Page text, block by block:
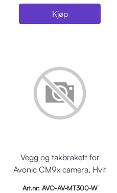
Kjøp
Vegg og takbrakett for
Avonic CM9x camera, Hvit
Art.nr: AVO-AV-MT300-W